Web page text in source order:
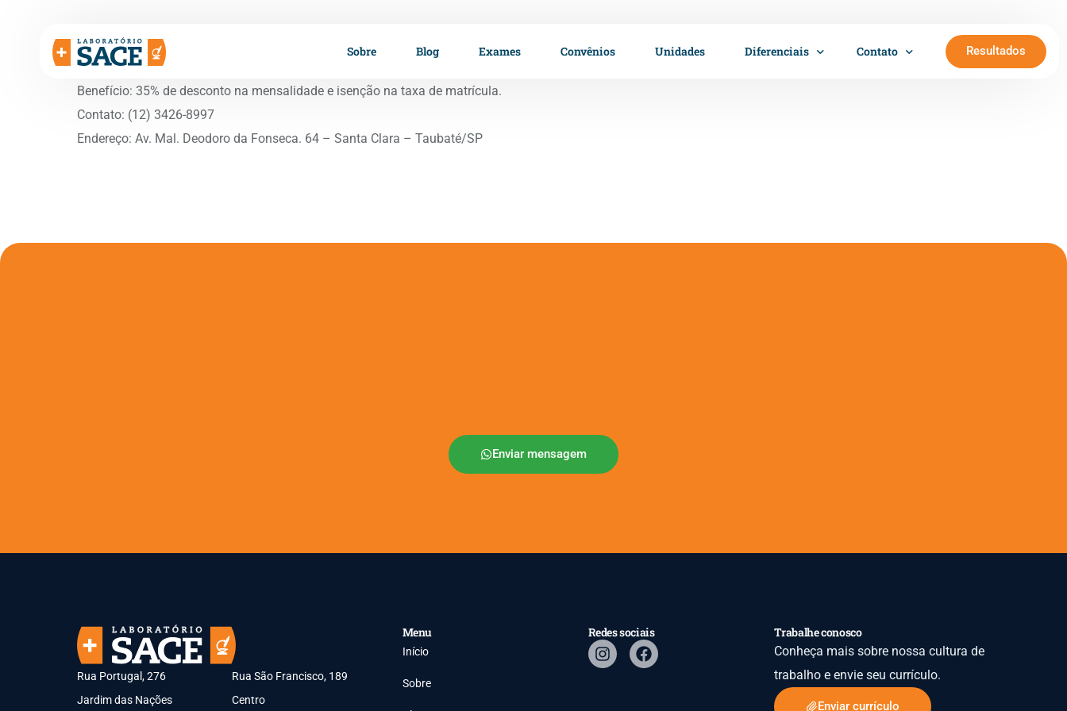
Sobre Blog Exames Convênios Unidades Diferenciais Contato Resultados
Benefício: 35% de desconto na mensalidade e isenção na taxa de matrícula.
Contato: (12) 3426-8997
Endereço: Av. Mal. Deodoro da Fonseca. 64 – Santa Clara – Taubaté/SP
Enviar mensagem
Rua Portugal, 276
Jardim das Nações
Rua São Francisco, 189
Centro
Menu
Início
Sobre
Redes sociais
Trabalhe conosco
Conheça mais sobre nossa cultura de
trabalho e envie seu currículo.
Enviar currículo